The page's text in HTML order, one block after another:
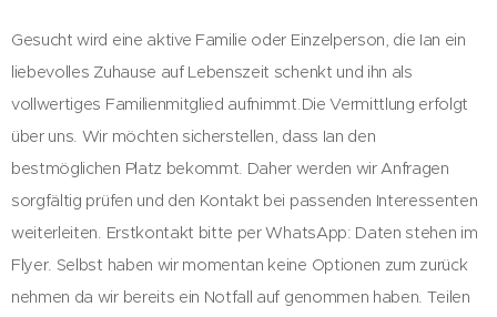
Gesucht wird eine aktive Familie oder Einzelperson, die Ian ein
liebevolles Zuhause auf Lebenszeit schenkt und ihn als
vollwertiges Familienmitglied aufnimmt.Die Vermittlung erfolgt
über uns. Wir möchten sicherstellen, dass Ian den
bestmöglichen Platz bekommt. Daher werden wir Anfragen
sorgfältig prüfen und den Kontakt bei passenden Interessenten
weiterleiten. Erstkontakt bitte per WhatsApp: Daten stehen im
Flyer. Selbst haben wir momentan keine Optionen zum zurück
nehmen da wir bereits ein Notfall auf genommen haben. Teilen